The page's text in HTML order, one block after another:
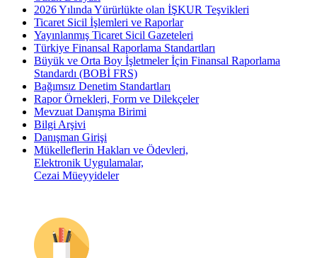
2026 Yılında Yürürlükte olan İŞKUR Teşvikleri
Ticaret Sicil İşlemleri ve Raporlar
Yayınlanmış Ticaret Sicil Gazeteleri
Türkiye Finansal Raporlama Standartları
Büyük ve Orta Boy İşletmeler İçin Finansal Raporlama
Standardı (BOBİ FRS)
Bağımsız Denetim Standartları
Rapor Örnekleri, Form ve Dilekçeler
Mevzuat Danışma Birimi
Bilgi Arşivi
Danışman Girişi
Mükelleflerin Hakları ve Ödevleri,
Elektronik Uygulamalar,
Cezai Müeyyideler